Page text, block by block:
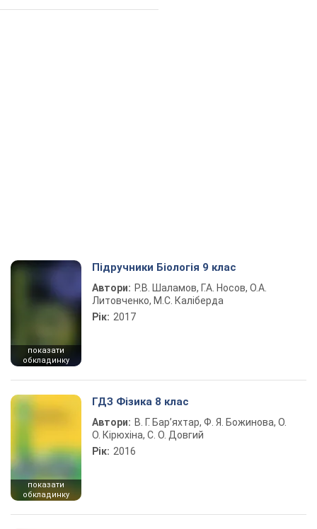
показати
обкладинку
Підручники Біологія 9 клас
Автори: Р.В. Шаламов, Г.А. Носов, О.А.
Литовченко, М.С. Каліберда
Рік: 2017
показати
обкладинку
ГДЗ Фізика 8 клас
Автори: В. Г. Бар’яхтар, Ф. Я. Божинова, О.
О. Кірюхіна, С. О. Довгий
Рік: 2016